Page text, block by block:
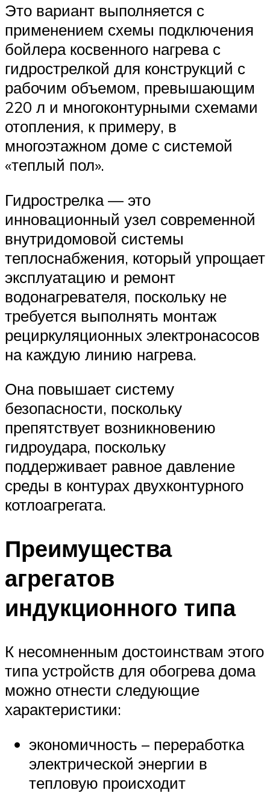
Это вариант выполняется с
применением схемы подключения
бойлера косвенного нагрева с
гидрострелкой для конструкций с
рабочим объемом, превышающим
220 л и многоконтурными схемами
отопления, к примеру, в
многоэтажном доме с системой
«теплый пол».
Гидрострелка — это
инновационный узел современной
внутридомовой системы
теплоснабжения, который упрощает
эксплуатацию и ремонт
водонагревателя, поскольку не
требуется выполнять монтаж
рециркуляционных электронасосов
на каждую линию нагрева.
Она повышает систему
безопасности, поскольку
препятствует возникновению
гидроудара, поскольку
поддерживает равное давление
среды в контурах двухконтурного
котлоагрегата.
Преимущества
агрегатов
индукционного типа
К несомненным достоинствам этого
типа устройств для обогрева дома
можно отнести следующие
характеристики:
экономичность – переработка
электрической энергии в
тепловую происходит